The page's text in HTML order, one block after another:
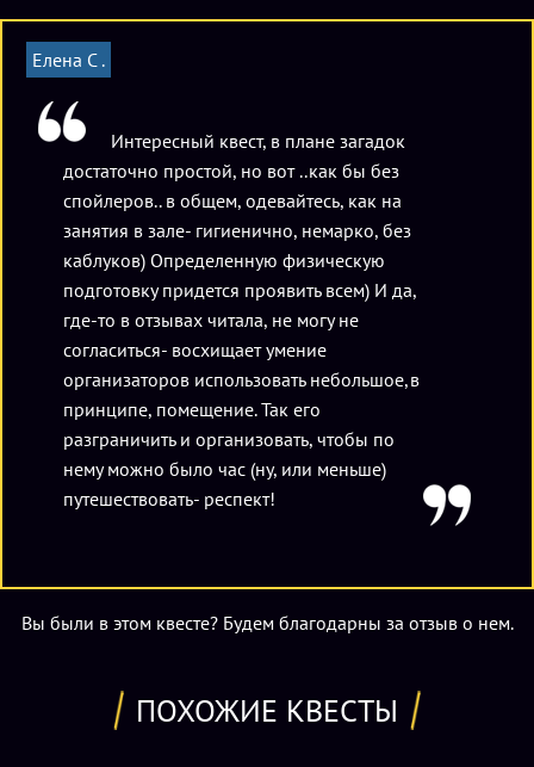
официальном сайте «Паранойи» или при помощи нашего
сервиса. Стоимость игры для 2-4 человек составляет 2000-
2500 рублей в зависимости от выбранного времени и дня
недели, доплата за пятого игрока – 500 рублей. Квест
открыт ежедневно, с 11:00 до 00:00.
Елена С .
Интересный квест, в плане загадок
достаточно простой, но вот ..как бы без
спойлеров.. в общем, одевайтесь, как на
занятия в зале- гигиенично, немарко, без
каблуков) Определенную физическую
подготовку придется проявить всем) И да,
где-то в отзывах читала, не могу не
согласиться- восхищает умение
организаторов использовать небольшое,в
принципе, помещение. Так его
разграничить и организовать, чтобы по
нему можно было час (ну, или меньше)
путешествовать- респект!
Вы были в этом квесте? Будем благодарны за отзыв о нем.
ПОХОЖИЕ КВЕСТЫ